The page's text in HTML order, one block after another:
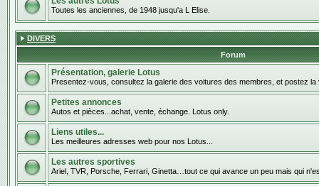
Toutes les anciennes, de 1948 jusqu'a L Elise.
DIVERS
Forum
Présentation, galerie Lotus
Presentez-vous, consultez la galerie des voitures des membres, et postez la
Petites annonces
Autos et pièces...achat, vente, échange. Lotus only.
Liens utiles...
Les meilleures adresses web pour nos Lotus...
Les autres sportives
Ariel, TVR, Porsche, Ferrari, Ginetta…tout ce qui avance un peu mais qui